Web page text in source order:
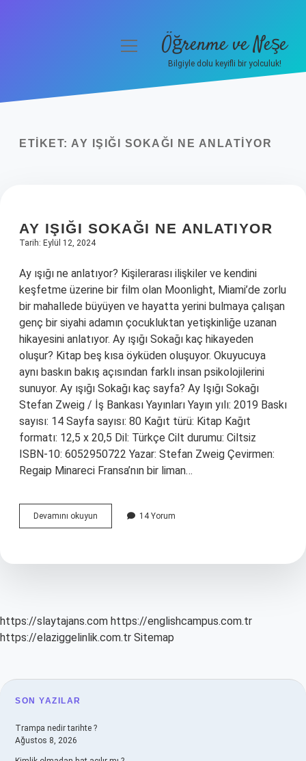
Yasal Uyarı
menüyüÖğrenme ve Neşe
Bilgiyle dolu keyifli bir yolculuk!
ETIKET: AY IŞIĞI SOKAĞI NE ANLATIYOR
AY IŞIĞI SOKAĞI NE ANLATIYOR
Tarih: Eylül 12, 2024
Ay ışığı ne anlatıyor? Kişilerarası ilişkiler ve kendini
keşfetme üzerine bir film olan Moonlight, Miami’de zorlu
bir mahallede büyüyen ve hayatta yerini bulmaya çalışan
genç bir siyahi adamın çocukluktan yetişkinliğe uzanan
hikayesini anlatıyor. Ay ışığı Sokağı kaç hikayeden
oluşur? Kitap beş kısa öyküden oluşuyor. Okuyucuya
aynı baskın bakış açısından farklı insan psikolojilerini
sunuyor. Ay ışığı Sokağı kaç sayfa? Ay Işığı Sokağı
Stefan Zweig / İş Bankası Yayınları Yayın yılı: 2019 Baskı
sayısı: 14 Sayfa sayısı: 80 Kağıt türü: Kitap Kağıt
formatı: 12,5 x 20,5 Dil: Türkçe Cilt durumu: Ciltsiz
ISBN-10: 6052950722 Yazar: Stefan Zweig Çevirmen:
Regaip Minareci Fransa’nın bir liman…
Devamını okuyun
Işığı
Anlatıyor
14 Yorum
https://slaytajans.com https://englishcampus.com.tr
https://elaziggelinlik.com.tr Sitemap
SIDEBAR
SON YAZILAR
Trampa nedir tarihte ?
Ağustos 8, 2026